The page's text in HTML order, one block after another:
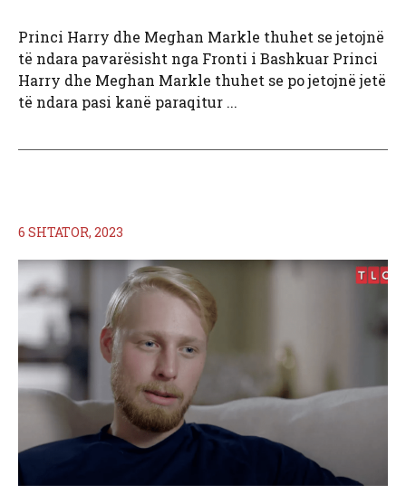
Princi Harry dhe Meghan Markle thuhet se jetojnë
të ndara pavarësisht nga Fronti i Bashkuar Princi
Harry dhe Meghan Markle thuhet se po jetojnë jetë
të ndara pasi kanë paraqitur ...
6 SHTATOR, 2023